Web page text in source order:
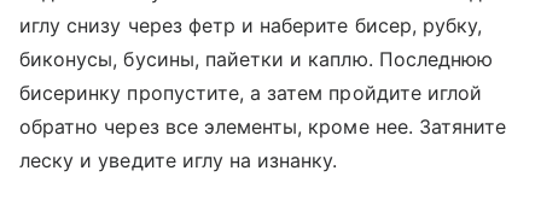
иглу снизу через фетр и наберите бисер, рубку,
биконусы, бусины, пайетки и каплю. Последнюю
бисеринку пропустите, а затем пройдите иглой
обратно через все элементы, кроме нее. Затяните
леску и уведите иглу на изнанку.